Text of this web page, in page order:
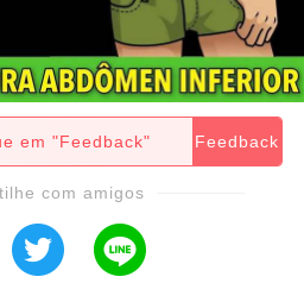
em "Feedback" Feedback
com amigos